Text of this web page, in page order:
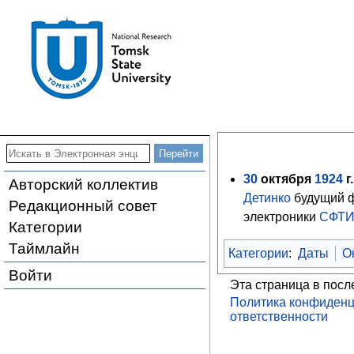
Авторский коллектив
Редакционный совет
Категории
Таймлайн
Войти
30 октября 1924 г.
Детинко будущий
электроники
Категории: Даты
Эта страница в
Политика
ответственности